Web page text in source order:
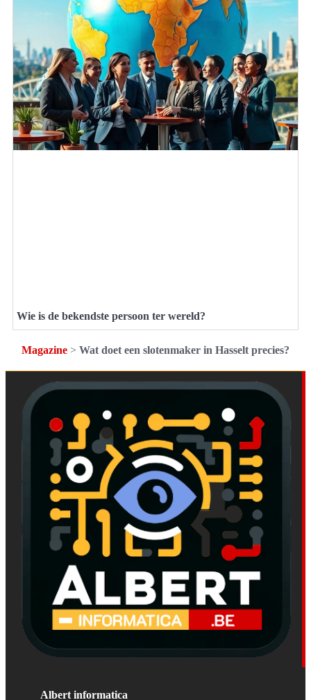
Wie is de bekendste persoon ter wereld?
Magazine > Wat doet een slotenmaker in Hasselt precies?
Albert informatica